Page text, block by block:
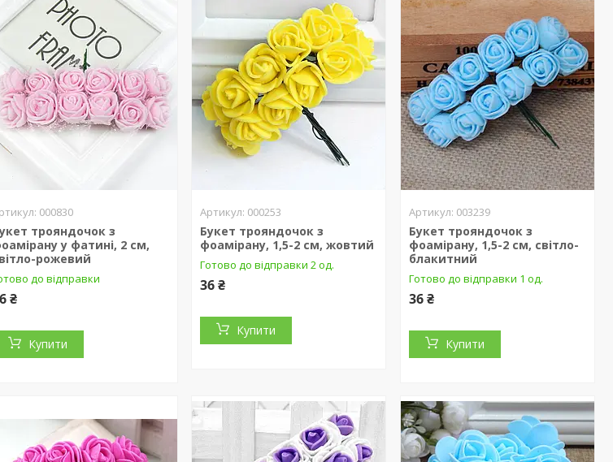
000830
трояндочок з
у фатині, 2 см,
рожевий
до відправки
₴
Купити
000253
Букет трояндочок з
фоамірану, 1,5-2 см, жовтий
Готово до відправки 2 од.
36 ₴
Купити
003239
Букет трояндочок з
фоамірану, 1,5-2 см, світло-
блакитний
Готово до відправки 1 од.
36 ₴
Купити